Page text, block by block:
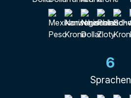
6
Sprachen